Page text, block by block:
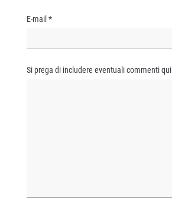
E-mail *
Si prega di includere eventuali commenti qui